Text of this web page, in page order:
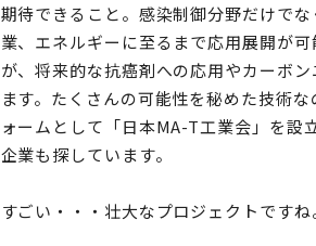
期待できること。感染制御分野だけで
業、エネルギーに至るまで応用展開が
が、将来的な抗癌剤への応用やカーボ
ます。たくさんの可能性を秘めた技術
ォームとして「日本MA-T工業会」を設
企業も探しています。
すごい・・・壮大なプロジェクトですね